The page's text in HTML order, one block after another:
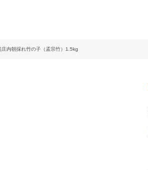
内朝採れ竹の子（孟宗竹）1.5kg